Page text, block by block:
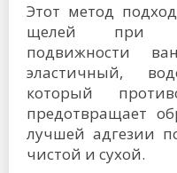
Этот метод
щелей при
подвижности
эластичный,
который
предотвращает
лучшей адгезии
чистой и сухой.